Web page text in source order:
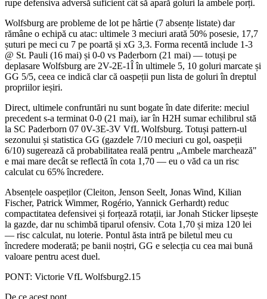
rupe defensiva adversă suficient cât să apară goluri la ambele porți.
Wolfsburg are probleme de lot pe hârtie (7 absențe listate) dar
rămâne o echipă cu atac: ultimele 3 meciuri arată 50% posesie, 17,7
șuturi pe meci cu 7 pe poartă și xG 3,3. Forma recentă include 1-3
@ St. Pauli (16 mai) și 0-0 vs Paderborn (21 mai) — totuși pe
deplasare Wolfsburg are 2V-2E-1Î în ultimele 5, 10 goluri marcate și
GG 5/5, ceea ce indică clar că oaspeții pun lista de goluri în dreptul
propriilor ieșiri.
Direct, ultimele confruntări nu sunt bogate în date diferite: meciul
precedent s-a terminat 0-0 (21 mai), iar în H2H sumar echilibrul stă
la SC Paderborn 07 0V-3E-3V VfL Wolfsburg. Totuși pattern-ul
sezonului și statistica GG (gazdele 7/10 meciuri cu gol, oaspeții
6/10) sugerează că probabilitatea reală pentru „Ambele marchează"
e mai mare decât se reflectă în cota 1,70 — eu o văd ca un risc
calculat cu 65% încredere.
Absențele oaspeților (Cleiton, Jenson Seelt, Jonas Wind, Kilian
Fischer, Patrick Wimmer, Rogério, Yannick Gerhardt) reduc
compactitatea defensivei și forțează rotații, iar Jonah Sticker lipsește
la gazde, dar nu schimbă tiparul ofensiv. Cota 1,70 și miza 120 lei
— risc calculat, nu loterie. Pontul ăsta intră pe biletul meu cu
încredere moderată; pe banii noștri, GG e selecția cu cea mai bună
valoare pentru acest duel.
PONT: Victorie VfL Wolfsburg2.15
De ce acest pont